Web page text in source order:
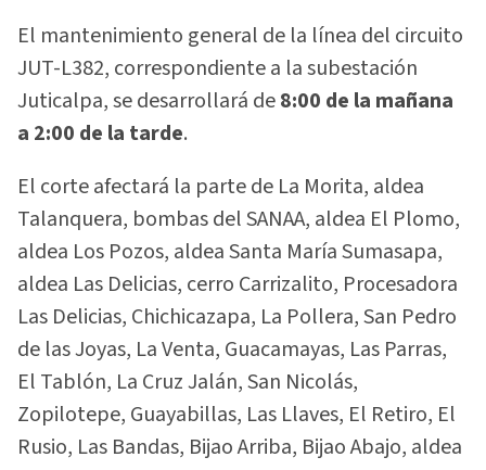
El mantenimiento general de la línea del circuito
JUT-L382, correspondiente a la subestación
Juticalpa, se desarrollará de8:00 de la mañana
a 2:00 de la tarde.
El corte afectará la parte de La Morita, aldea
Talanquera, bombas del SANAA, aldea El Plomo,
aldea Los Pozos, aldea Santa María Sumasapa,
aldea Las Delicias, cerro Carrizalito, Procesadora
Las Delicias, Chichicazapa, La Pollera, San Pedro
de las Joyas, La Venta, Guacamayas, Las Parras,
El Tablón, La Cruz Jalán, San Nicolás,
Zopilotepe, Guayabillas, Las Llaves, El Retiro, El
Rusio, Las Bandas, Bijao Arriba, Bijao Abajo, aldea